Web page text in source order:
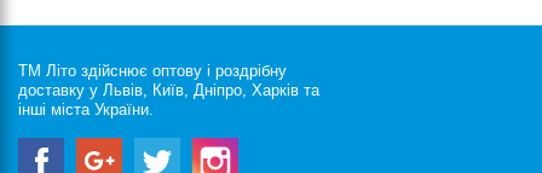
ТМ Літо здійснює оптову і роздрібну
доставку у Львів, Київ, Дніпро, Харків та
інші міста України.